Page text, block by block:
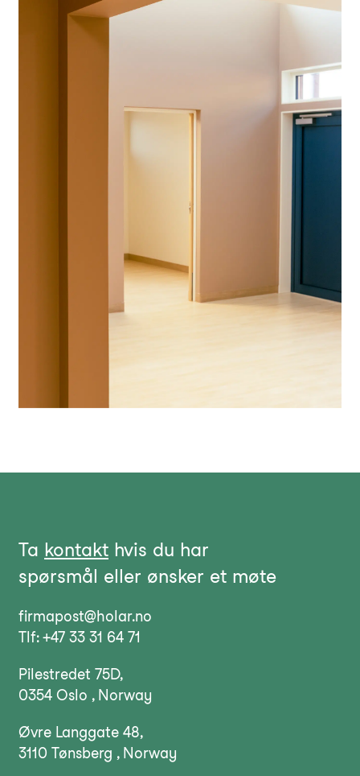
Ta kontakt hvis du har
spørsmål eller ønsker et møte
firmapost@holar.no
Tlf: +47 33 31 64 71
Pilestredet 75D,
0354 Oslo , Norway
Øvre Langgate 48,
3110 Tønsberg , Norway